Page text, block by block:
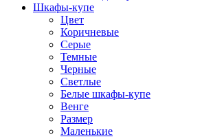
Шкафы-купе
Цвет
Коричневые
Серые
Темные
Черные
Светлые
Белые шкафы-купе
Венге
Размер
Маленькие